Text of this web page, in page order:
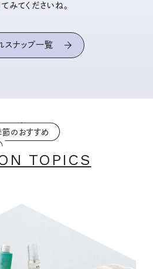
みてくださいね。
スナップ一覧
節のおすすめ
TOPICS